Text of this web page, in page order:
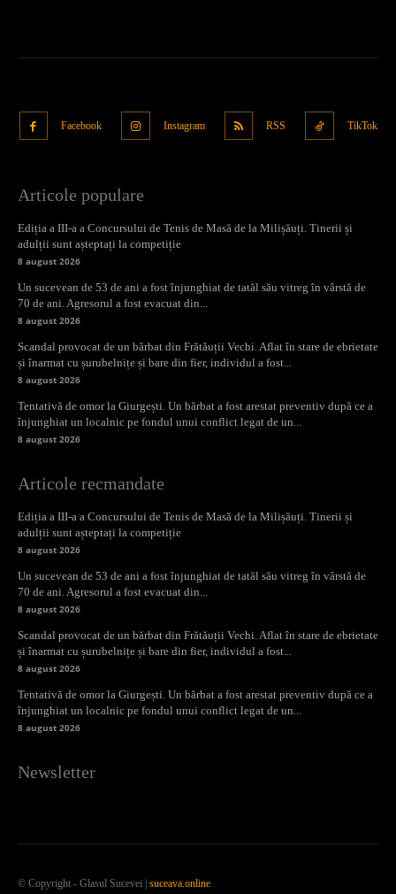
Facebook Instagram RSS TikTok
Articole populare
Ediția a III-a a Concursului de Tenis de Masă de la Milișăuți. Tinerii și
adulții sunt așteptați la competiție
8 august 2026
Un sucevean de 53 de ani a fost înjunghiat de tatăl său vitreg în vârstă de
70 de ani. Agresorul a fost evacuat din...
8 august 2026
Scandal provocat de un bărbat din Frătăuții Vechi. Aflat în stare de ebrietate
și înarmat cu șurubelnițe și bare din fier, individul a fost...
8 august 2026
Tentativă de omor la Giurgești. Un bărbat a fost arestat preventiv după ce a
înjunghiat un localnic pe fondul unui conflict legat de un...
8 august 2026
Articole recmandate
Ediția a III-a a Concursului de Tenis de Masă de la Milișăuți. Tinerii și
adulții sunt așteptați la competiție
8 august 2026
Un sucevean de 53 de ani a fost înjunghiat de tatăl său vitreg în vârstă de
70 de ani. Agresorul a fost evacuat din...
8 august 2026
Scandal provocat de un bărbat din Frătăuții Vechi. Aflat în stare de ebrietate
și înarmat cu șurubelnițe și bare din fier, individul a fost...
8 august 2026
Tentativă de omor la Giurgești. Un bărbat a fost arestat preventiv după ce a
înjunghiat un localnic pe fondul unui conflict legat de un...
8 august 2026
Newsletter
© Copyright - Glasul Sucevei | suceava.online